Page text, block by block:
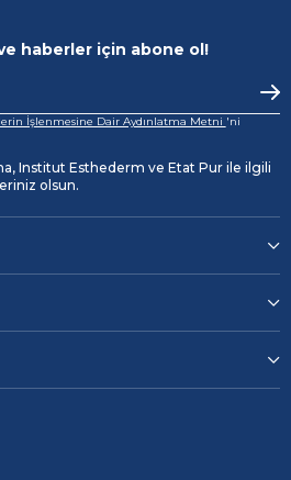
haberler için abone ol!
İşlenmesine Dair Aydınlatma Metni 'ni
Institut Esthederm ve Etat Pur ile ilgili
olsun.